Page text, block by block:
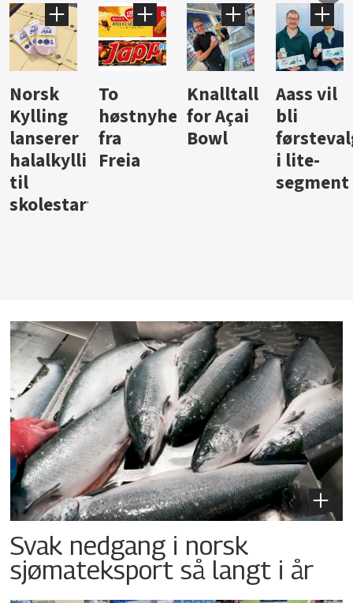
Knalltall
for Açai
Bowl
Aass vil
bli
førstevalg
i lite-
Brus og
jus fra
Berentsen
Hard
iste fra
Hansa
Svak nedgang i norsk
sjømateksport så langt i år